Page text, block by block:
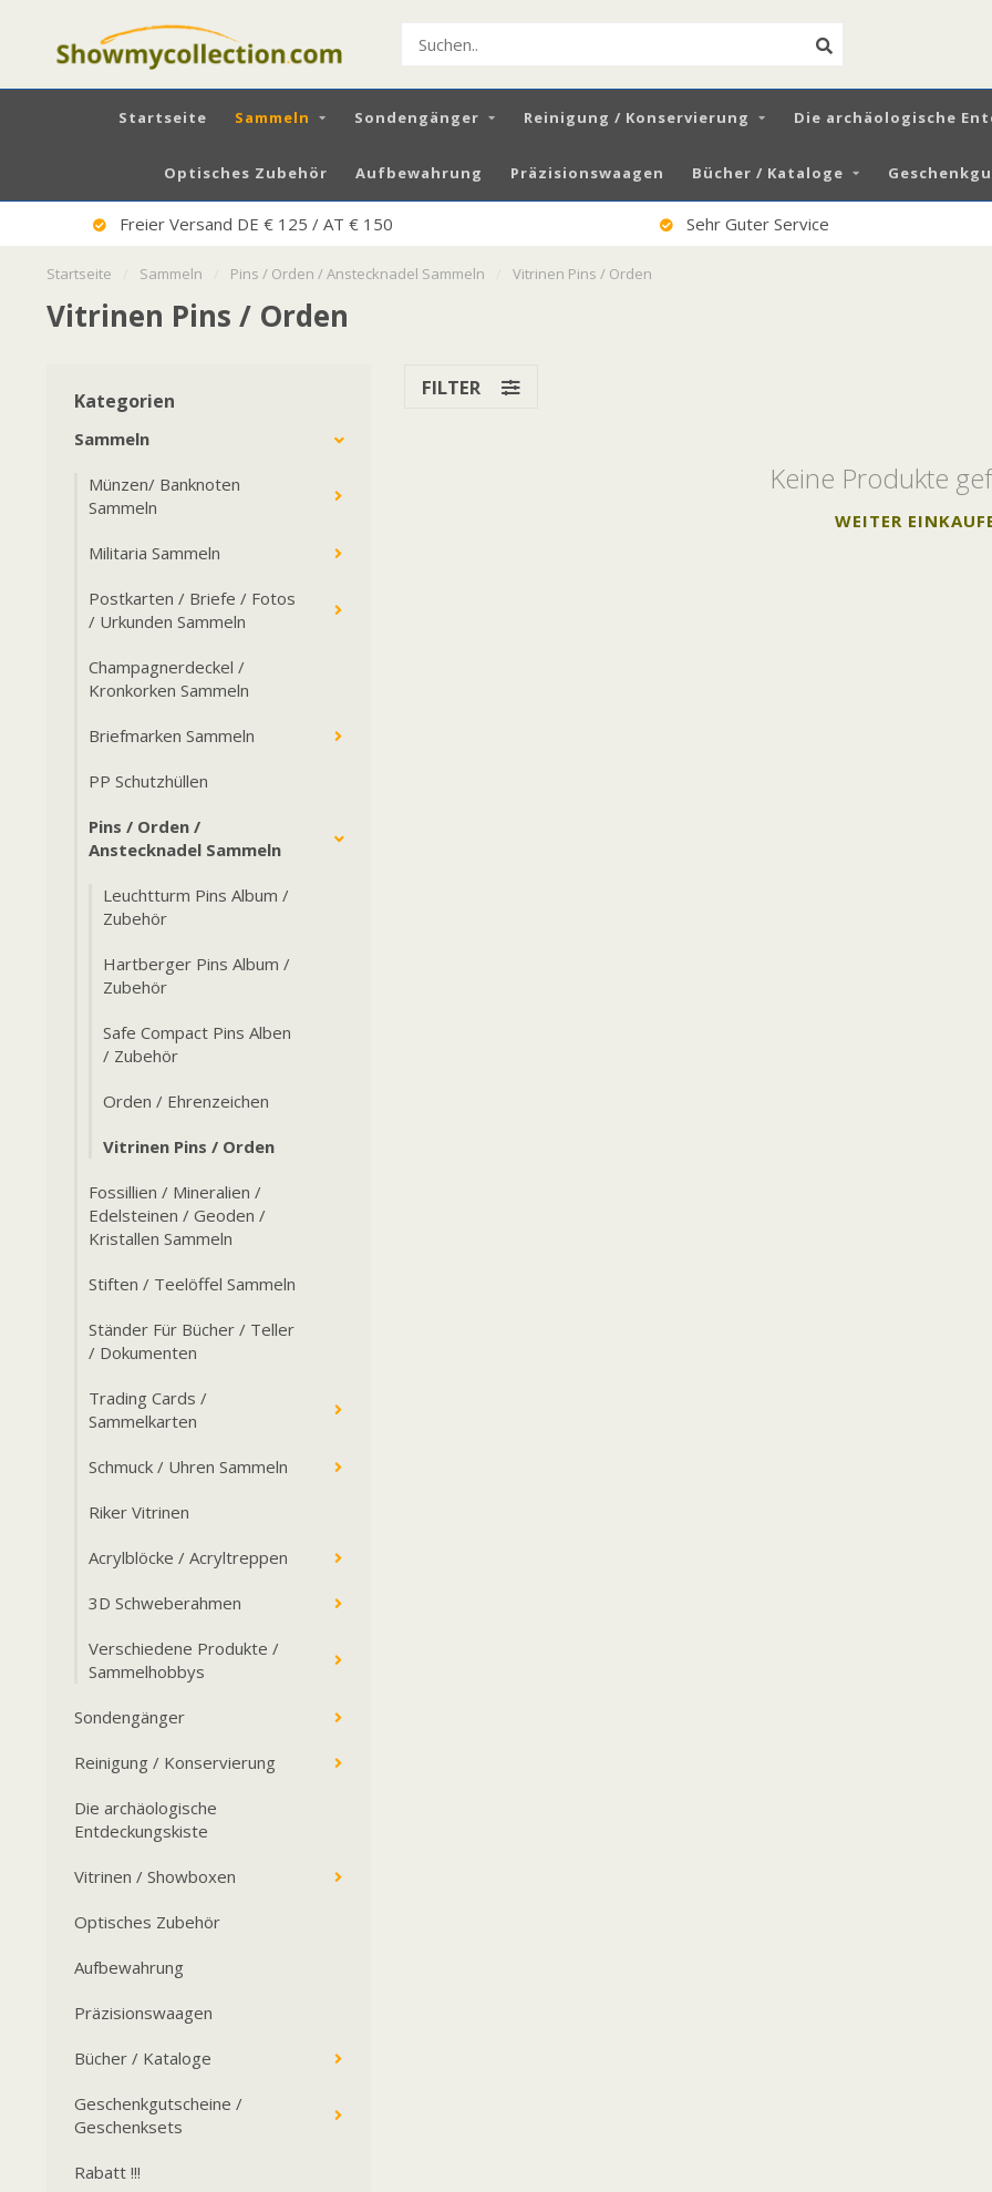
Startseite Sammeln Sondengänger Reinigung / Konservierung Die archäologische
Optisches Zubehör Aufbewahrung Präzisionswaagen Bücher / Kataloge
Sehr Guter Service 100% Zufriedene Kunden
Startseite Sammeln Pins / Orden / Anstecknadel Sammeln Vitrinen Pins / Orden
Vitrinen Pins / Orden
Kategorien
Sammeln
Münzen/ Banknoten
Sammeln
Militaria Sammeln
Postkarten / Briefe / Fotos
/ Urkunden Sammeln
Champagnerdeckel /
Kronkorken Sammeln
Briefmarken Sammeln
PP Schutzhüllen
Pins / Orden /
Anstecknadel Sammeln
Leuchtturm Pins Album /
Zubehör
Hartberger Pins Album /
Zubehör
Safe Compact Pins Alben
/ Zubehör
Orden / Ehrenzeichen
Vitrinen Pins / Orden
Fossillien / Mineralien /
Edelsteinen / Geoden /
Kristallen Sammeln
Stiften / Teelöffel Sammeln
Ständer Für Bücher / Teller
/ Dokumenten
Trading Cards /
Sammelkarten
Schmuck / Uhren Sammeln
Riker Vitrinen
Acrylblöcke / Acryltreppen
3D Schweberahmen
Verschiedene Produkte /
Sammelhobbys
Sondengänger
Reinigung / Konservierung
Die archäologische
Entdeckungskiste
Vitrinen / Showboxen
Optisches Zubehör
Aufbewahrung
Präzisionswaagen
Bücher / Kataloge
Geschenkgutscheine /
Geschenksets
Rabatt !!!
FILTER
Keine Produkte
WEITER